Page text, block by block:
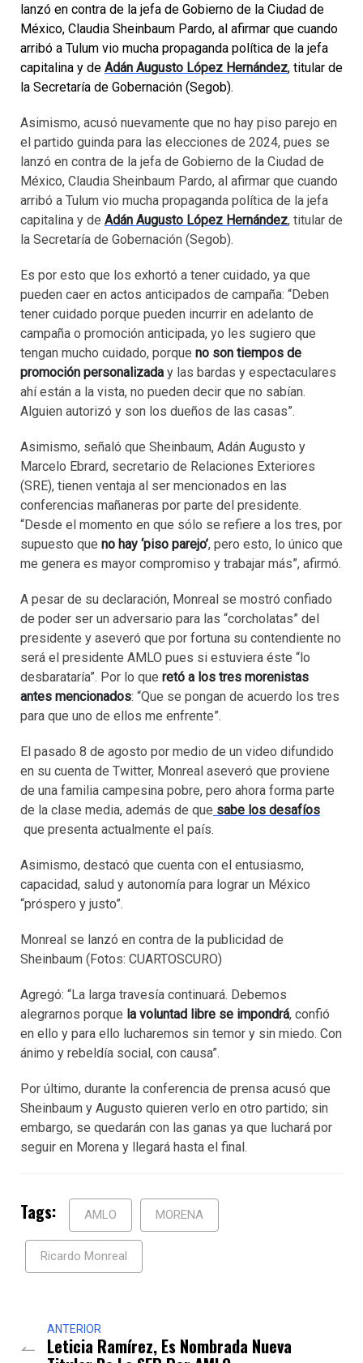
lanzó en contra de la jefa de Gobierno de la Ciudad de
México, Claudia Sheinbaum Pardo, al afirmar que cuando
arribó a Tulum vio mucha propaganda política de la jefa
capitalina y de Adán Augusto López Hernández, titular de
la Secretaría de Gobernación (Segob).
Asimismo, acusó nuevamente que no hay piso parejo en
el partido guinda para las elecciones de 2024, pues se
lanzó en contra de la jefa de Gobierno de la Ciudad de
México, Claudia Sheinbaum Pardo, al afirmar que cuando
arribó a Tulum vio mucha propaganda política de la jefa
capitalina y de Adán Augusto López Hernández, titular de
la Secretaría de Gobernación (Segob).
Es por esto que los exhortó a tener cuidado, ya que
pueden caer en actos anticipados de campaña: “Deben
tener cuidado porque pueden incurrir en adelanto de
campaña o promoción anticipada, yo les sugiero que
tengan mucho cuidado, porque no son tiempos de
promoción personalizada y las bardas y espectaculares
ahí están a la vista, no pueden decir que no sabían.
Alguien autorizó y son los dueños de las casas”.
Asimismo, señaló que Sheinbaum, Adán Augusto y
Marcelo Ebrard, secretario de Relaciones Exteriores
(SRE), tienen ventaja al ser mencionados en las
conferencias mañaneras por parte del presidente.
“Desde el momento en que sólo se refiere a los tres, por
supuesto que no hay ‘piso parejo’, pero esto, lo único que
me genera es mayor compromiso y trabajar más”, afirmó.
A pesar de su declaración, Monreal se mostró confiado
de poder ser un adversario para las “corcholatas” del
presidente y aseveró que por fortuna su contendiente no
será el presidente AMLO pues si estuviera éste “lo
desbarataría”. Por lo que retó a los tres morenistas
antes mencionados: “Que se pongan de acuerdo los tres
para que uno de ellos me enfrente”.
El pasado 8 de agosto por medio de un video difundido
en su cuenta de Twitter, Monreal aseveró que proviene
de una familia campesina pobre, pero ahora forma parte
de la clase media, además de que sabe los desafíos
que presenta actualmente el país.
Asimismo, destacó que cuenta con el entusiasmo,
capacidad, salud y autonomía para lograr un México
“próspero y justo”.
Monreal se lanzó en contra de la publicidad de
Sheinbaum (Fotos: CUARTOSCURO)
Agregó: “La larga travesía continuará. Debemos
alegrarnos porque la voluntad libre se impondrá, confió
en ello y para ello lucharemos sin temor y sin miedo. Con
ánimo y rebeldía social, con causa”.
Por último, durante la conferencia de prensa acusó que
Sheinbaum y Augusto quieren verlo en otro partido; sin
embargo, se quedarán con las ganas ya que luchará por
seguir en Morena y llegará hasta el final.
Tags: AMLO MORENA
Ricardo Monreal
ANTERIOR
Leticia Ramírez, Es Nombrada Nueva